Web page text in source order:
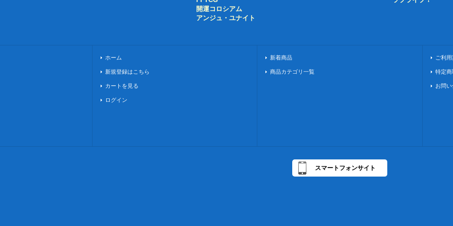
開運コロシアム
アンジュ・ユナイト
ホーム
新規登録はこちら
カートを見る
ログイン
新着商品
商品カテゴリ一覧
ご利
特定
お問
スマートフォンサイト